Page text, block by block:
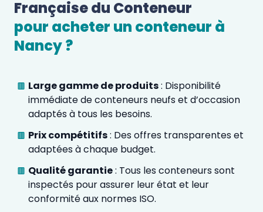
Française du Conteneur
Nancy ?
Large gamme de produits: Disponibilité
immédiate de conteneurs neufs et d’occasion
adaptés à tous les besoins.
Prix compétitifs: Des offres transparentes et
adaptées à chaque budget.
Qualité garantie: Tous les conteneurs sont
inspectés pour assurer leur état et leur
conformité aux normes ISO.